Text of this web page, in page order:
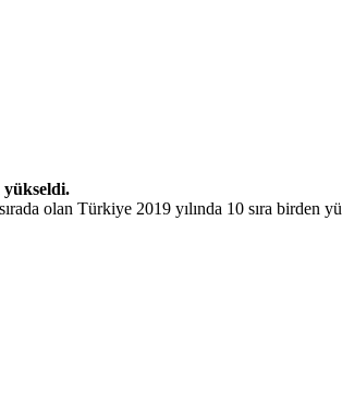
yükseldi.
olan Türkiye 2019 yılında 10 sıra